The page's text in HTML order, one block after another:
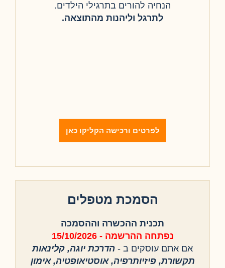
הנחיה להורים בתרגילי הילדים.
לתרגל וליהנות מהתוצאה.
לפרטים ורכישה הקליקו כאן
הסמכת מטפלים
תכנית ההכשרה וההסמכה
נפתחה ההרשמה - 15/10/2026
אם אתם עוסקים ב - הדרכת יוגה, קלינאות
תקשורת, פיזיותרפיה, אוסטיאופטיה, אימון